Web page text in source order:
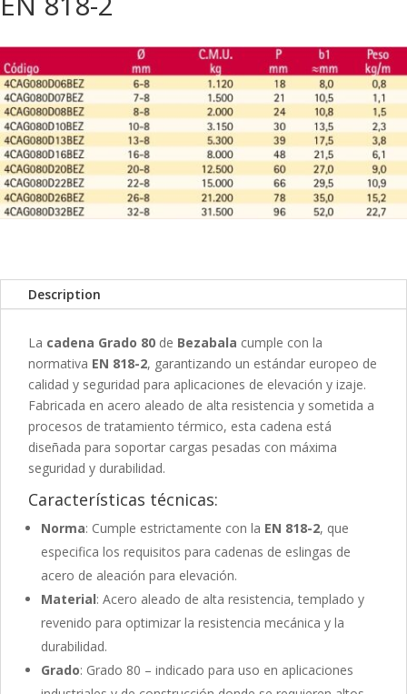
Description
La cadena Grado 80 de Bezabala cumple con la
normativa EN 818-2, garantizando un estándar europeo de
calidad y seguridad para aplicaciones de elevación y izaje.
Fabricada en acero aleado de alta resistencia y sometida a
procesos de tratamiento térmico, esta cadena está
diseñada para soportar cargas pesadas con máxima
seguridad y durabilidad.
Características técnicas:
Norma: Cumple estrictamente con la EN 818-2, que
especifica los requisitos para cadenas de eslingas de
acero de aleación para elevación.
Material: Acero aleado de alta resistencia, templado y
revenido para optimizar la resistencia mecánica y la
durabilidad.
Grado: Grado 80 – indicado para uso en aplicaciones